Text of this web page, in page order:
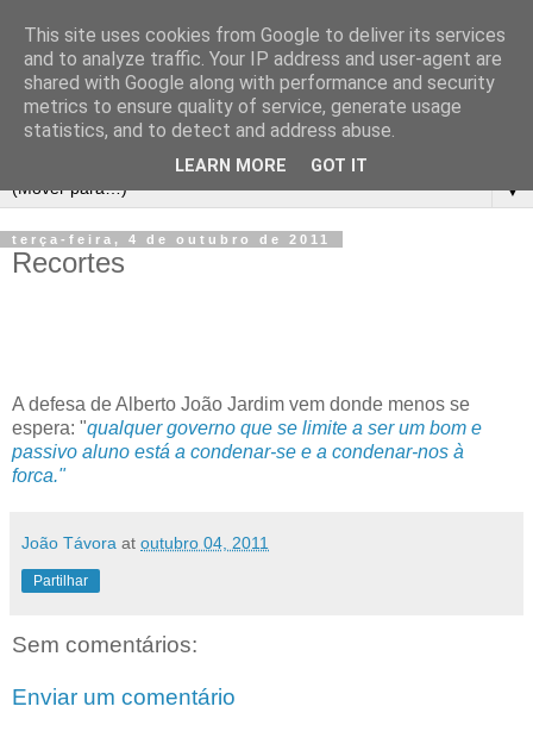
▼
terça-feira, 4 de outubro de 2011
Recortes
A defesa de Alberto João Jardim vem donde menos se
espera: "qualquer governo que se limite a ser um bom e
passivo aluno está a condenar-se e a condenar-nos à
forca."
João Távora at outubro 04, 2011
Partilhar
Sem comentários:
Enviar um comentário
This site uses cookies from Google to deliver its services
and to analyze traffic. Your IP address and user-agent are
shared with Google along with performance and security
metrics to ensure quality of service, generate usage
statistics, and to detect and address abuse.
LEARN MORE GOT IT